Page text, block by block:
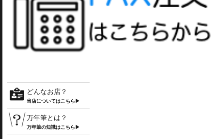
どんなお店？
当店についてはこちら▶
万年筆とは？
万年筆の知識はこちら▶